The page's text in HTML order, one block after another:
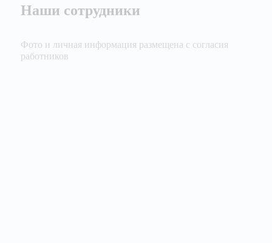
Наши сотрудники
Фото и личная информация размещена с согласия
работников